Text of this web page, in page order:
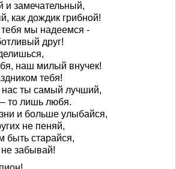
замечательный,
как дождик грибной!
мы надеемся -
друг!
наш милый внучек!
тебя!
ты самый лучший,
то лишь любя.
и больше улыбайся,
не пеняй,
старайся,
забывай!